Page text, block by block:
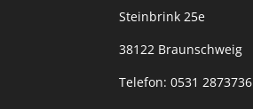
Steinbrink 25e
38122 Braunschweig
Telefon:0531 2873736